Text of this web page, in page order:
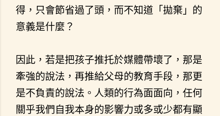
得，只會節省過了頭，而不知道「拋棄」的
意義是什麼？
因此，若是把孩子推托於媒體帶壞了，那是
牽強的說法，再推給父母的教育手段，那更
是不負責的說法。人類的行為面面向，任何
關乎我們自我本身的影響力或多或少都有顯